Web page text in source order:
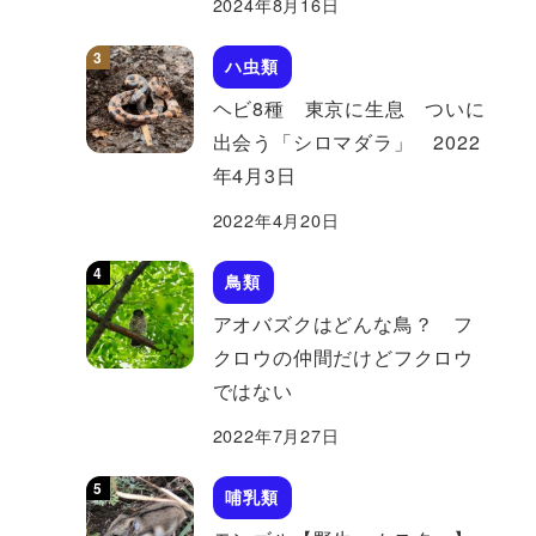
ハ虫類
ヘビ8種 東京に生息 ついに
出会う「シロマダラ」 2022
年4月3日
2022年4月20日
鳥類
アオバズクはどんな鳥？ フ
クロウの仲間だけどフクロウ
ではない
2022年7月27日
哺乳類